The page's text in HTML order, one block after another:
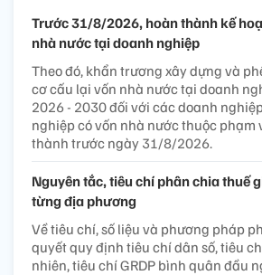
Trước 31/8/2026, hoàn thành kế
nhà nước tại doanh nghiệp
Theo đó, khẩn trương xây dựng và
cơ cấu lại vốn nhà nước tại doanh
2026 - 2030 đối với các doanh
nghiệp có vốn nhà nước thuộc phạm
thành trước ngày 31/8/2026.
Nguyên tắc, tiêu chí phân chia thuế
từng địa phương
Về tiêu chí, số liệu và phương pháp
quyết quy định tiêu chí dân số, tiêu
nhiên, tiêu chí GRDP bình quân đầu